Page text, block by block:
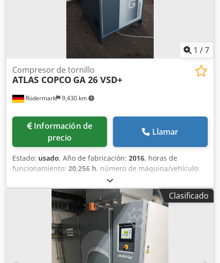
1 /7
Rödermark 9,430 km
Compresor de tornillo
ATLAS COPCO GA 26 VSD+
Información de
precio
Llamar
Estado: usado, Año de fabricación: 2016, horas de
funcionamiento: 20,256 h, número de máquina/vehículo:
, Lg.Nr. 25372 Datos técnicos: - Horas de
funcionamiento: 20.256 h - Presión de trabajo: 13 bar -
Caudal: 4,09 m³/min Dwsdpfx Aoycvtwjl Nja -
Accionamiento: 400 V / 26 kW - Velocidad del motor: 3.000
rpm - Espacio requerido aprox.: An 900 x Al 1.750 x Pr 900
mm - Peso aprox.: 490 kg
Clasificado